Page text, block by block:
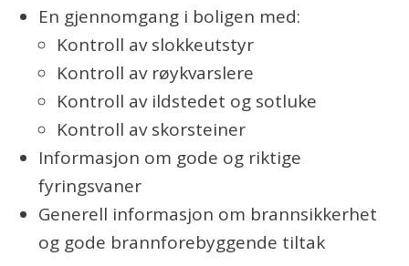
En gjennomgang i boligen med:
Kontroll av slokkeutstyr
Kontroll av røykvarslere
Kontroll av ildstedet og sotluke
Kontroll av skorsteiner
Informasjon om gode og riktige
fyringsvaner
Generell informasjon om brannsikkerhet
og gode brannforebyggende tiltak